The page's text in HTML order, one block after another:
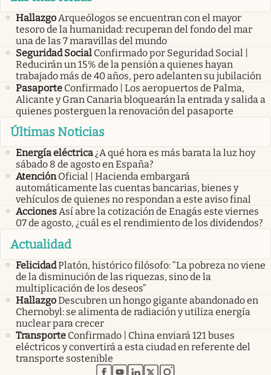
HallazgoArqueólogos se encuentran con el mayor
tesoro de la humanidad: recuperan del fondo del mar
una de las 7 maravillas del mundo
Seguridad Social Confirmado por Seguridad Social |
Reducirán un 15% de la pensión a quienes hayan
trabajado más de 40 años, pero adelanten su jubilación
Pasaporte Confirmado | Los aeropuertos de Palma,
Alicante y Gran Canaria bloquearán la entrada y salida a
quienes posterguen la renovación del pasaporte
Últimas Noticias
Energía eléctrica¿A qué hora es más barata la luz hoy
sábado 8 de agosto en España?
Atención Oficial | Hacienda embargará
automáticamente las cuentas bancarias, bienes y
vehículos de quienes no respondan a este aviso final
AccionesAsí abre la cotización de Enagás este viernes
07 de agosto, ¿cuál es el rendimiento de los dividendos?
Actualidad
FelicidadPlatón, histórico filósofo: “La pobreza no viene
de la disminución de las riquezas, sino de la
multiplicación de los deseos”
HallazgoDescubren un hongo gigante abandonado en
Chernobyl: se alimenta de radiación y utiliza energía
nuclear para crecer
Transporte Confirmado | China enviará 121 buses
eléctricos y convertirá a esta ciudad en referente del
transporte sostenible
abre en nueva pestaña
abre en nueva pestaña
abre en nueva pestaña
abre en nueva pestaña
abre en nueva pestaña